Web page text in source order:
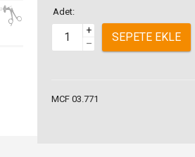
Adet:
+
–
SEPETE EKLE
MCF 03.771